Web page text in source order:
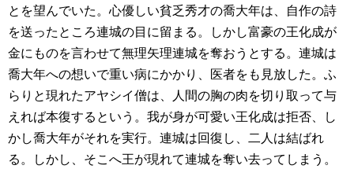
とを望んでいた。心優しい貧乏秀才の喬大年は、自作の詩
を送ったところ連城の目に留まる。しかし富豪の王化成が
金にものを言わせて無理矢理連城を奪おうとする。連城は
喬大年への想いで重い病にかかり、医者をも見放した。ふ
らりと現れたアヤシイ僧は、人間の胸の肉を切り取って与
えれば本復するという。我が身が可愛い王化成は拒否、し
かし喬大年がそれを実行。連城は回復し、二人は結ばれ
る。しかし、そこへ王が現れて連城を奪い去ってしまう。